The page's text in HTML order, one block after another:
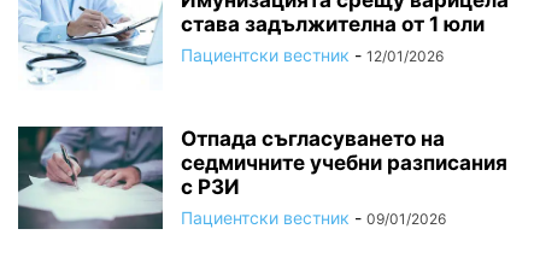
става задължителна от 1 юли
Пациентски вестник - 12/01/2026
Отпада съгласуването на
седмичните учебни разписания
с РЗИ
Пациентски вестник - 09/01/2026